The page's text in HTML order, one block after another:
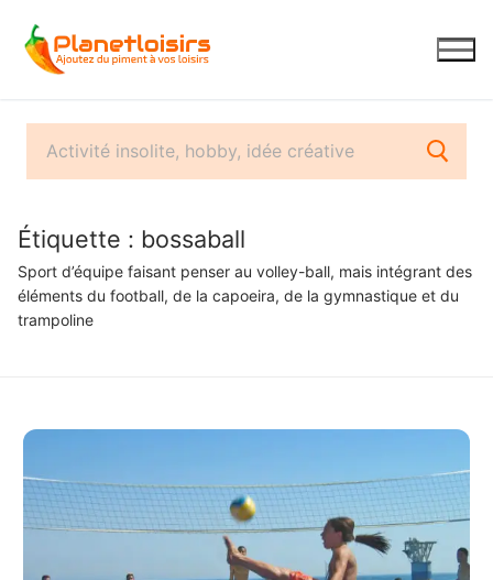
contenu
Étiquette : bossaball
Sport d’équipe faisant penser au volley-ball, mais intégrant des
éléments du football, de la capoeira, de la gymnastique et du
trampoline